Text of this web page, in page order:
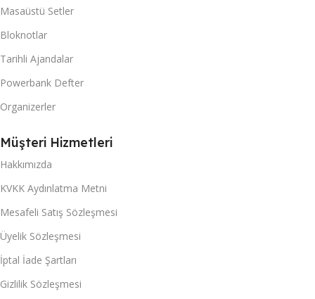
Masaüstü Setler
Bloknotlar
Tarihli Ajandalar
Powerbank Defter
Organizerler
Müşteri Hizmetleri
Hakkımızda
KVKK Aydınlatma Metni
Mesafeli Satış Sözleşmesi
Üyelik Sözleşmesi
İptal İade Şartları
Gizlilik Sözleşmesi